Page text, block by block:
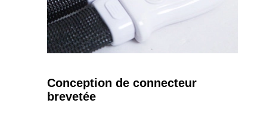
Conception de connecteur
brevetée